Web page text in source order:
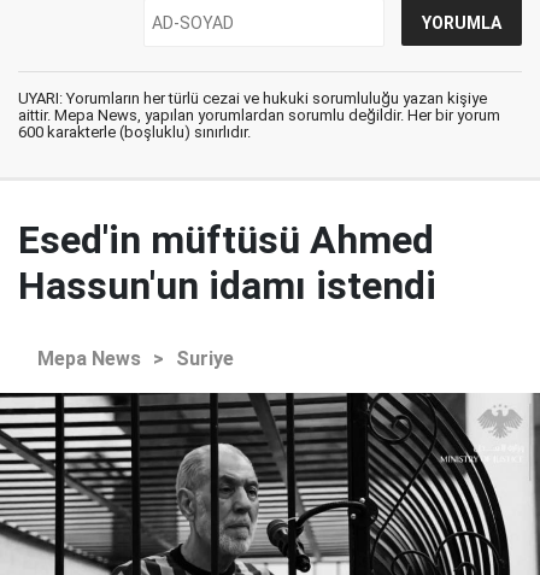
UYARI: Yorumların her türlü cezai ve hukuki sorumluluğu yazan kişiye
aittir. Mepa News, yapılan yorumlardan sorumlu değildir. Her bir yorum
600 karakterle (boşluklu) sınırlıdır.
Esed'in müftüsü Ahmed
Hassun'un idamı istendi
Mepa News > Suriye